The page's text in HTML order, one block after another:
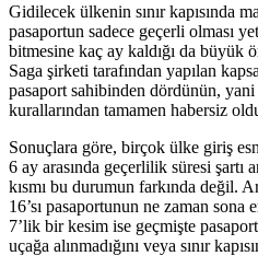
Gidilecek ülkenin sınır kapısında
pasaportun sadece geçerli olması
bitmesine kaç ay kaldığı da büyük
Saga şirketi tarafından yapılan
pasaport sahibinden dördünün,
kurallarından tamamen habersiz
Sonuçlara göre, birçok ülke giriş
6 ay arasında geçerlilik süresi şartı
kısmı bu durumun farkında değil.
16’sı pasaportunun ne zaman
7’lik bir kesim ise geçmişte
uçağa alınmadığını veya sınır